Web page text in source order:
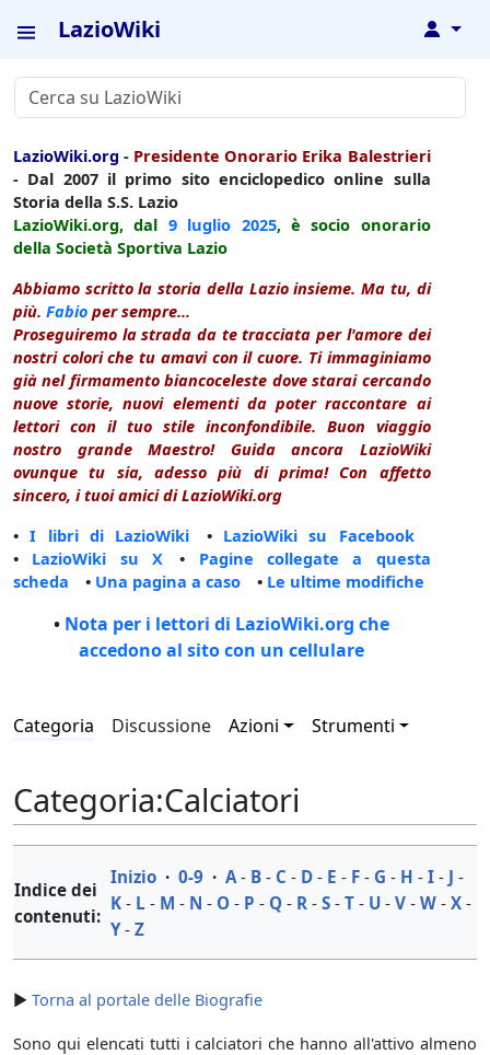
LazioWiki ↓
LazioWiki.org - Presidente Onorario Erika Balestrieri
- Dal 2007 il primo sito enciclopedico online sulla
Storia della S.S. Lazio
LazioWiki.org, dal 9 luglio 2025, è socio onorario
della Società Sportiva Lazio
Abbiamo scritto la storia della Lazio insieme. Ma tu, di
più. Fabio per sempre...
Proseguiremo la strada da te tracciata per l'amore dei
nostri colori che tu amavi con il cuore. Ti immaginiamo
già nel firmamento biancoceleste dove starai cercando
nuove storie, nuovi elementi da poter raccontare ai
lettori con il tuo stile inconfondibile. Buon viaggio
nostro grande Maestro! Guida ancora LazioWiki
ovunque tu sia, adesso più di prima! Con affetto
sincero, i tuoi amici di LazioWiki.org
•I libri di LazioWiki • LazioWiki su Facebook
• LazioWiki su X • Pagine collegate a questa
scheda • Una pagina a caso • Le ultime modifiche
• Nota per i lettori di LazioWiki.org che
accedono al sito con un cellulare
Categoria Discussione Azioni Strumenti
Categoria:Calciatori
Indice dei
contenuti:
Inizio · 0-9 · A - B - C - D - E - F - G - H - I - J -
K - L - M - N - O - P - Q - R - S - T - U - V - W - X -
Y- Z
► Torna al portale delle Biografie
Sono qui elencati tutti i calciatori che hanno all'attivo almeno